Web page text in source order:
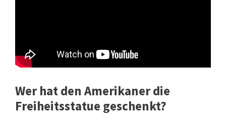
Wer hat den Amerikaner die
Freiheitsstatue geschenkt?